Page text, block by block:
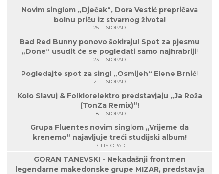
Novim singlom „Dječak“, Dora Vestić prepričava
bolnu priču iz stvarnog života!
25. LISTOPAD
Bad Red Bunny ponovo šokiraju! Spot za pjesmu
„Done“ usudit će se pogledati samo najhrabriji!
23. LISTOPAD
Pogledajte spot za singl „Osmijeh“ Elene Brnić!
21. LISTOPAD
Kolo Slavuj & Folklorelektro predstavjaju „Ja Roža
(TonZa Remix)“!
18. LISTOPAD
Grupa Fluentes novim singlom „Vrijeme da
krenemo“ najavljuje treći studijski album!
17. LISTOPAD
GORAN TANEVSKI - Nekadašnji frontmen
legendarne makedonske grupe MIZAR, predstavlja